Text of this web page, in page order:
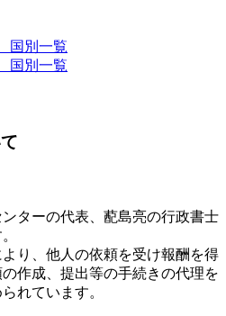
国別一覧
国別一覧
ターの代表、蓜島亮の行政書士
り、他人の依頼を受け報酬を得
作成、提出等の手続きの代理を
れています。